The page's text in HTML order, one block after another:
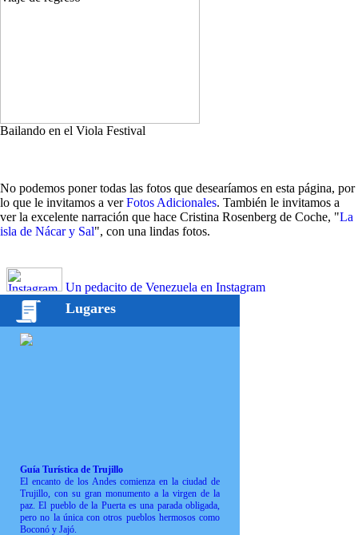
Bailando en el Viola Festival
No podemos poner todas las fotos que desearíamos en esta página, por
lo que le invitamos a verFotos Adicionales. También le invitamos a
ver la excelente narración que hace Cristina Rosenberg de Coche, "La
isla de Nácar y Sal", con una lindas fotos.
Un pedacito de Venezuela en Instagram
Lugares
Guía Turística de Trujillo
El encanto de los Andes comienza en la ciudad de
Trujillo, con su gran monumento a la virgen de la
paz. El pueblo de la Puerta es una parada obligada,
pero no la única con otros pueblos hermosos como
Boconó y Jajó.